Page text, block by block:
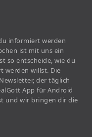
informiert werden
ist mit uns ein
so entscheide, wie du
werden willst. Die
der täglich
App für Android
und wir bringen dir die